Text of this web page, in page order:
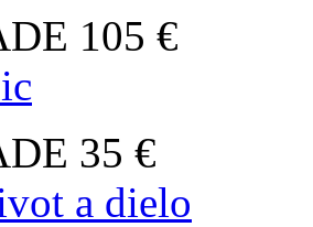
105 €
35 €
a dielo